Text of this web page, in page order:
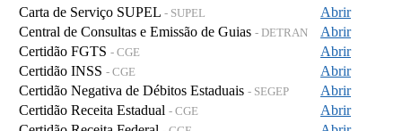
Carta de Serviço SUPEL - SUPEL
Abrir
Central de Consultas e Emissão de Guias - DETRAN
Abrir
Certidão FGTS - CGE
Abrir
Certidão INSS - CGE
Abrir
Certidão Negativa de Débitos Estaduais - SEGEP
Abrir
Certidão Receita Estadual - CGE
Abrir